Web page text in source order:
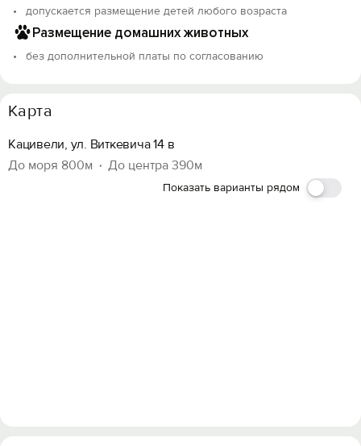
допускается размещение детей любого возраста
Размещение домашних животных
без дополнительной платы по согласованию
Карта
Кацивели, ул. Виткевича 14 в
До моря 800м
До центра 390м
Показать варианты рядом